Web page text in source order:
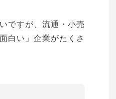
ですが、流通・小売
白い」企業がたくさ